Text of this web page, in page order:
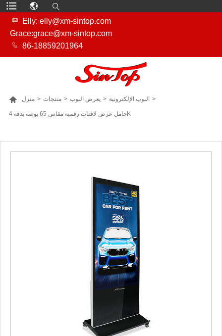

Elly: elly@xm-sintop.com
Grace:grace@xm-sintop.com
 86-18859201964
 منزل > منتجات > يعرض البوب > البوب ​​الإلكترونية >
حامل عرض لافتات رقمية مقاس 65 بوصة بدقة 4K